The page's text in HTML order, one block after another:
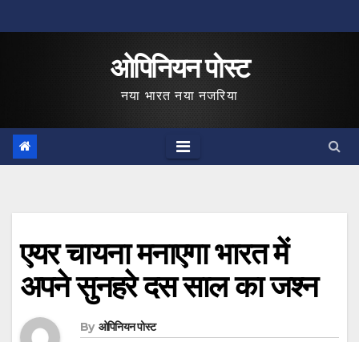
to
ओपिनियन पोस्ट
नया भारत नया नजरिया
एयर चायना मनाएगा भारत में
अपने सुनहरे दस साल का जश्न
By ओपिनियन पोस्ट